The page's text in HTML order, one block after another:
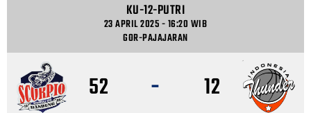
KU-12-PUTRI
23 APRIL 2025 - 16:20 WIB
GOR-PAJAJARAN
52 - 12